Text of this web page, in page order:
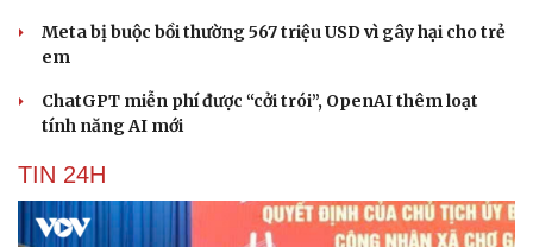
Cải chính
Meta bị buộc bồi thường 567 triệu USD vì gây hại cho trẻ
em
ChatGPT miễn phí được “cởi trói”, OpenAI thêm loạt
tính năng AI mới
TIN 24H